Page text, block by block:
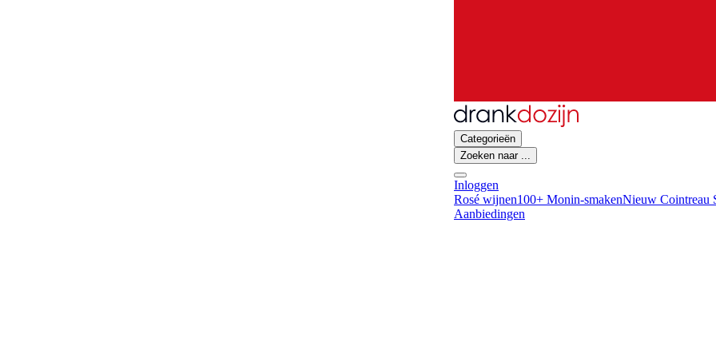
Categorieën
Zoeken naar ...
Inloggen
Rosé wijnen100+ Monin-smakenNieuw Cointreau
Aanbiedingen